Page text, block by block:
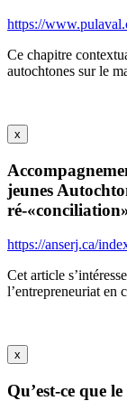
https://
Ce chapitre
autochtones sur le
x
jeunes
ré-
https://anserj.ca/
Cet article
l’entrepreneuriat en
x
Qu’est-ce que